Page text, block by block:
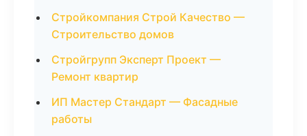
Стройкомпания Строй Качество —
Строительство домов
Стройгрупп Эксперт Проект —
Ремонт квартир
ИП Мастер Стандарт — Фасадные
работы